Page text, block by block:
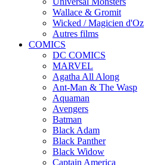
Wallace & Gromit
Wicked / Magicien d'Oz
Autres films
COMICS
DC COMICS
MARVEL
Agatha All Along
Ant-Man & The Wasp
Aquaman
Avengers
Batman
Black Adam
Black Panther
Black Widow
Captain America